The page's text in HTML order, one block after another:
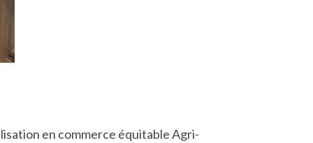
en commerce équitable Agri-